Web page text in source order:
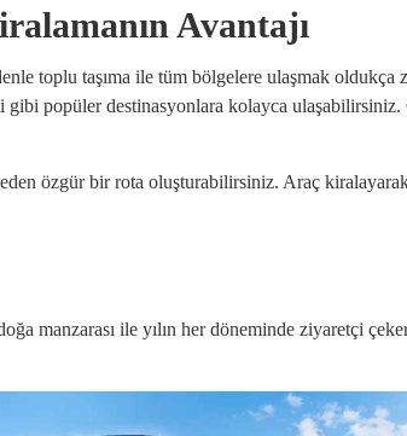
Avantajı
toplu taşıma ile tüm bölgelere ulaşmak oldukça
gibi popüler destinasyonlara kolayca
özgür bir rota oluşturabilirsiniz. Araç
manzarası ile yılın her döneminde ziyaretçi